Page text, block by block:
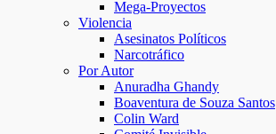
Mega-Proyectos
Violencia
Asesinatos Políticos
Narcotráfico
Por Autor
Anuradha Ghandy
Boaventura de Souza Santos
Colin Ward